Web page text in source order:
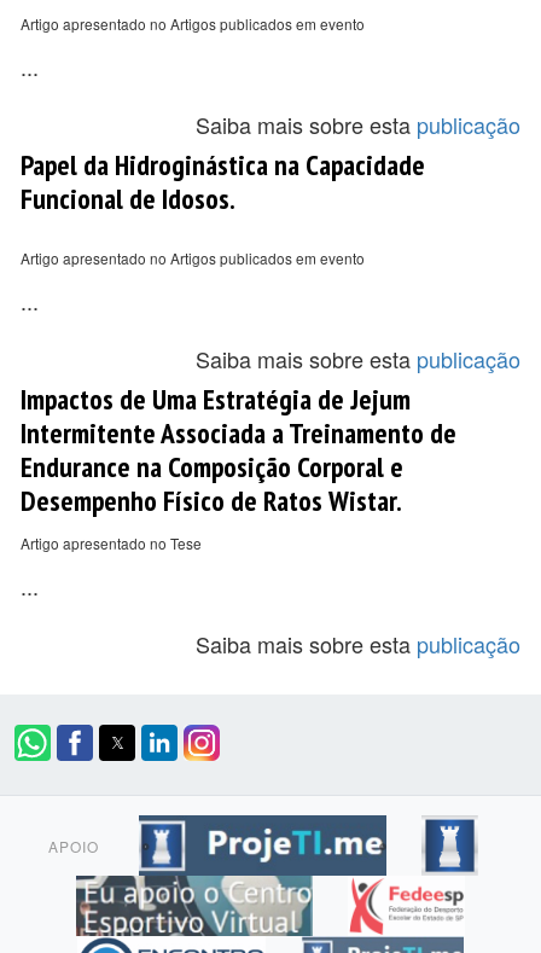
Artigo apresentado no Artigos publicados em evento
...
Saiba mais sobre esta publicação
Papel da Hidroginástica na Capacidade
Funcional de Idosos.
Artigo apresentado no Artigos publicados em evento
...
Saiba mais sobre esta publicação
Impactos de Uma Estratégia de Jejum
Intermitente Associada a Treinamento de
Endurance na Composição Corporal e
Desempenho Físico de Ratos Wistar.
Artigo apresentado no Tese
...
Saiba mais sobre esta publicação
APOIO